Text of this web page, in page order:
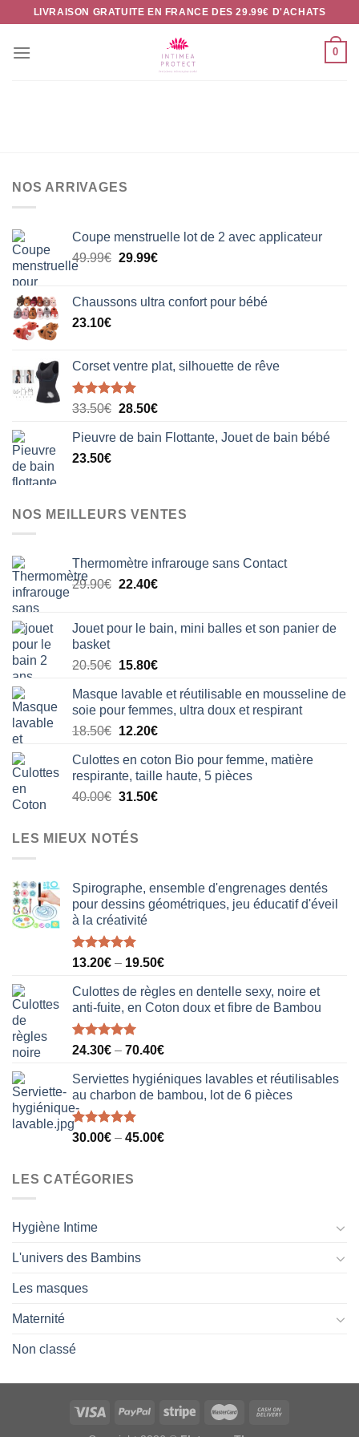
Passer
contenu
LIVRAISON GRATUITE EN FRANCE DES 29.99€ D'ACHATS
0
NOS ARRIVAGES
Coupe menstruelle lot de 2 avec applicateur
49.99€ Le
était :
29.99€Le
est :
Chaussons ultra confort pour bébé
23.10€
Corset ventre plat, silhouette de rêve
Note5.00
33.50€ Le
initial
28.50€Le
actuel
Pieuvre de bain Flottante, Jouet de bain bébé
23.50€
NOS MEILLEURS VENTES
Thermomètre infrarouge sans Contact
29.90€ Le
était :
22.40€Le
est :
Jouet pour le bain, mini balles et son panier de
basket
20.50€ Le
initial
était :
20.50€.
15.80€Le
actuel
est :
15.80€.
Masque lavable et réutilisable en mousseline de
soie pour femmes, ultra doux et respirant
18.50€ Le
initial
était :
18.50€.
12.20€Le
actuel
est :
12.20€.
Culottes en coton Bio pour femme, matière
respirante, taille haute, 5 pièces
40.00€ Le
initial
était :
31.50€Le
LES MIEUX NOTÉS
Spirographe, ensemble d'engrenages dentés
pour dessins géométriques, jeu éducatif d'éveil
à la créativité
Note5.00
13.20€ – 19.50€
Culottes de règles en dentelle sexy, noire et
anti-fuite, en Coton doux et fibre de Bambou
Note5.00
24.30€ – 70.40€
Serviettes hygiéniques lavables et réutilisables
au charbon de bambou, lot de 6 pièces
Note5.00
30.00€ – 45.00€
LES CATÉGORIES
Hygiène Intime
L'univers des Bambins
Les masques
Maternité
Non classé